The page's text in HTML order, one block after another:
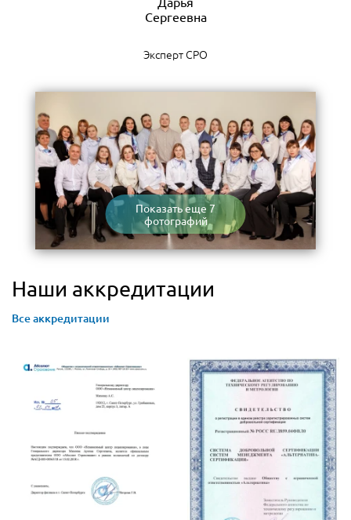
Сергеевна
Эксперт СРО
Показать еще 7
фотографий
Наши аккредитации
Все аккредитации